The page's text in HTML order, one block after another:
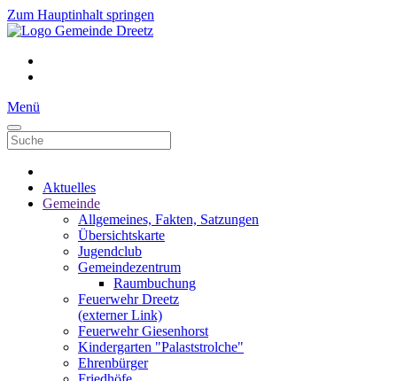
Zum Hauptinhalt springen
Menü
Aktuelles
Gemeinde
Allgemeines, Fakten, Satzungen
Übersichtskarte
Jugendclub
Gemeindezentrum
Raumbuchung
Feuerwehr Dreetz
(externer Link)
Feuerwehr Giesenhorst
Kindergarten "Palaststrolche"
Ehrenbürger